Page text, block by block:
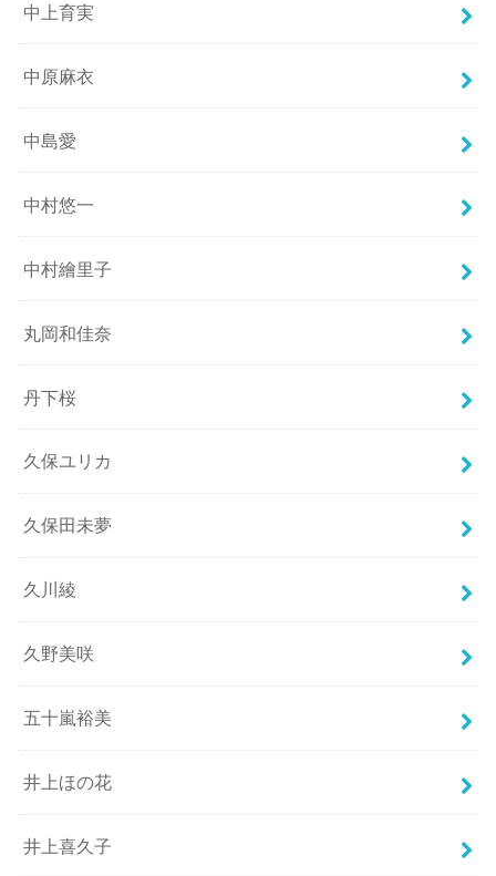
中上育実
中原麻衣
中島愛
中村悠一
中村繪里子
丸岡和佳奈
丹下桜
久保ユリカ
久保田未夢
久川綾
久野美咲
五十嵐裕美
井上ほの花
井上喜久子